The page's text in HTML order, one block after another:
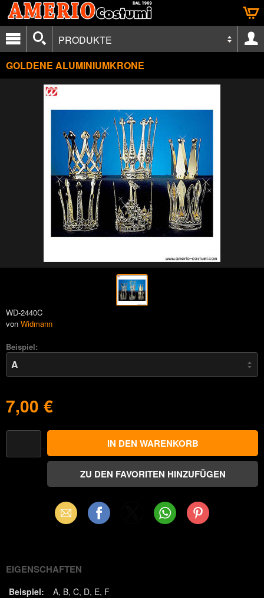
PRODUKTE
GOLDENE ALUMINIUMKRONE
WD-2440C
von Widmann
Beispiel:
7,00 €
Email Facebook WhatsAppPinterest
EIGENSCHAFTEN
Beispiel: A B C D E F